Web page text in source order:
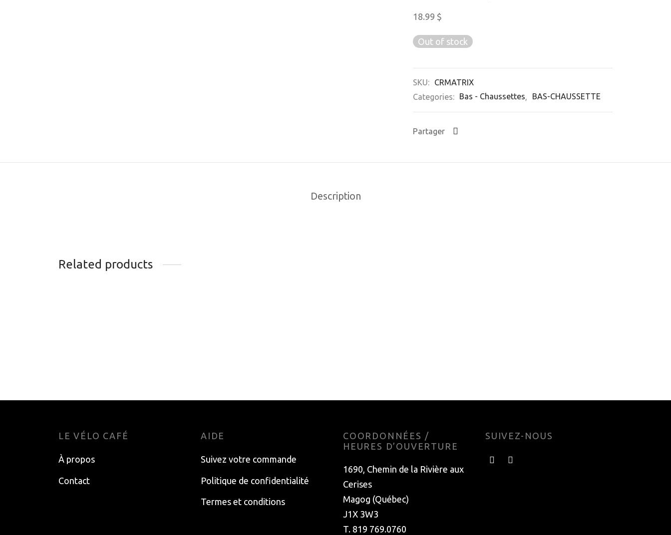
18.99 $
Out of stock
SKU:
CRMATRIX
Categories:
Bas - Chaussettes, BAS-CHAUSSETTE
Partager
Description
Related products
Choisir les options
Choisir les options
LE VÉLO CAFÉ
À propos
Contact
AIDE
Suivez votre commande
Politique de confidentialité
Termes et conditions
COORDONNÉES /
HEURES D’OUVERTURE
1690, Chemin de la Rivière aux
Cerises
Magog (Québec)
J1X 3W3
T. 819 769.0760
SUIVEZ-NOUS